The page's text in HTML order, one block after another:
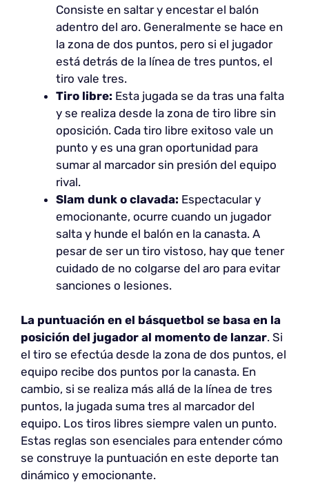
Consiste en saltar y encestar el balón
adentro del aro. Generalmente se hace en
la zona de dos puntos, pero si el jugador
está detrás de la línea de tres puntos, el
tiro vale tres.
Tiro libre: Esta jugada se da tras una falta
y se realiza desde la zona de tiro libre sin
oposición. Cada tiro libre exitoso vale un
punto y es una gran oportunidad para
sumar al marcador sin presión del equipo
rival.
Slam dunk o clavada: Espectacular y
emocionante, ocurre cuando un jugador
salta y hunde el balón en la canasta. A
pesar de ser un tiro vistoso, hay que tener
cuidado de no colgarse del aro para evitar
sanciones o lesiones.
La puntuación en el básquetbol se basa en la
posición del jugador al momento de lanzar. Si
el tiro se efectúa desde la zona de dos puntos, el
equipo recibe dos puntos por la canasta. En
cambio, si se realiza más allá de la línea de tres
puntos, la jugada suma tres al marcador del
equipo. Los tiros libres siempre valen un punto.
Estas reglas son esenciales para entender cómo
se construye la puntuación en este deporte tan
dinámico y emocionante.